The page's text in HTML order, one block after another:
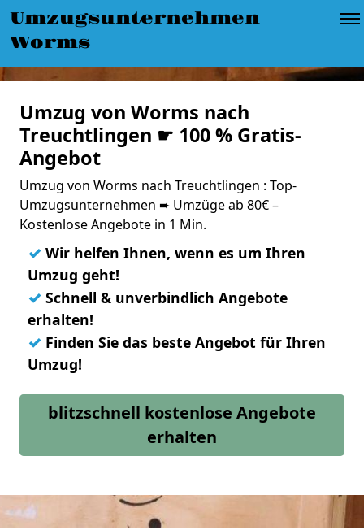
Umzugsunternehmen
Worms
Umzug von Worms nach
Treuchtlingen ☛ 100 % Gratis-
Angebot
Umzug von Worms nach Treuchtlingen : Top-
Umzugsunternehmen ➨ Umzüge ab 80€ –
Kostenlose Angebote in 1 Min.
✓ Wir helfen Ihnen, wenn es um Ihren
Umzug geht!
✓ Schnell & unverbindlich Angebote
erhalten!
✓ Finden Sie das beste Angebot für Ihren
Umzug!
blitzschnell kostenlose Angebote
erhalten